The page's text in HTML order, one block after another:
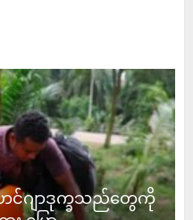
င်ဂျာဒုက္ခသည်တွေကို